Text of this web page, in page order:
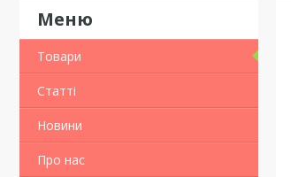
Товари
Статті
Новини
Про нас